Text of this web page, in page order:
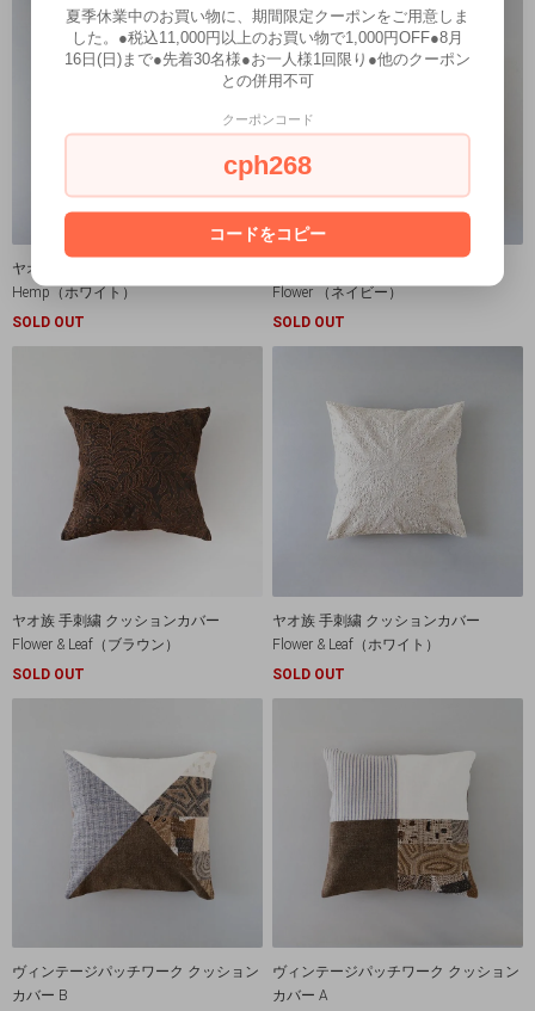
ヤオ族 手刺繍 クッションカバー
Hemp（ホワイト）
SOLD OUT
Flower （ネイビー）
SOLD OUT
ヤオ族 手刺繍 クッションカバー
Flower & Leaf（ブラウン）
SOLD OUT
ヤオ族 手刺繍 クッションカバー
Flower & Leaf（ホワイト）
SOLD OUT
ヴィンテージパッチワーク クッション
カバー B
ヴィンテージパッチワーク クッション
カバー A
夏季休業中のお買い物に、期間限定クーポンをご用意しま
した。●税込11,000円以上のお買い物で1,000円OFF●8月
16日(日)まで●先着30名様●お一人様1回限り●他のクーポン
との併用不可
クーポンコード
cph268
コードをコピー